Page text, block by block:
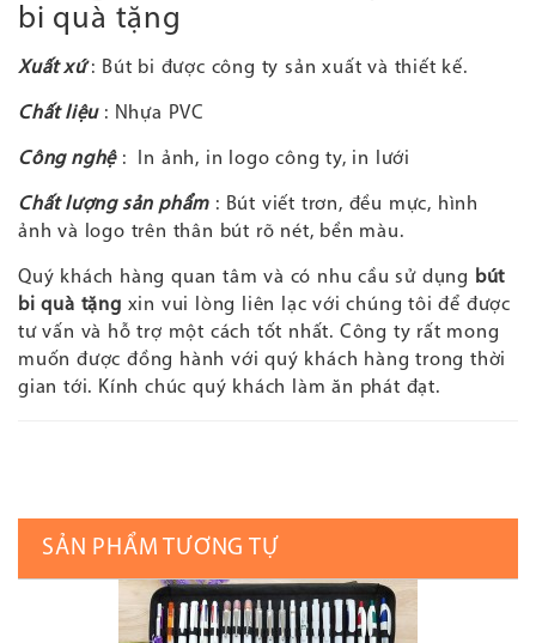
bi quà tặng
Xuất xứ: Bút bi được công ty sản xuất và thiết kế.
Chất liệu: Nhựa PVC
Công nghệ: In ảnh, in logo công ty, in lưới
Chất lượng sản phẩm : Bút viết trơn, đều mực, hình
ảnh và logo trên thân bút rõ nét, bền màu.
Quý khách hàng quan tâm và có nhu cầu sử dụng
bút
bi quà tặng xin vui lòng liên lạc với chúng tôi để được
tư vấn và hỗ trợ một cách tốt nhất. Công ty rất mong
muốn được đồng hành với quý khách hàng trong thời
gian tới. Kính chúc quý khách làm ăn phát đạt.
SẢN PHẨM TƯƠNG TỰ